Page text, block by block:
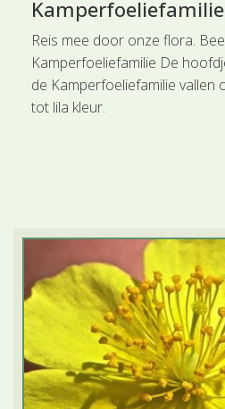
Kamperfoeliefamilie
Reis mee door onze flora.
Kamperfoeliefamilie De
de Kamperfoeliefamilie vallen
tot lila kleur.